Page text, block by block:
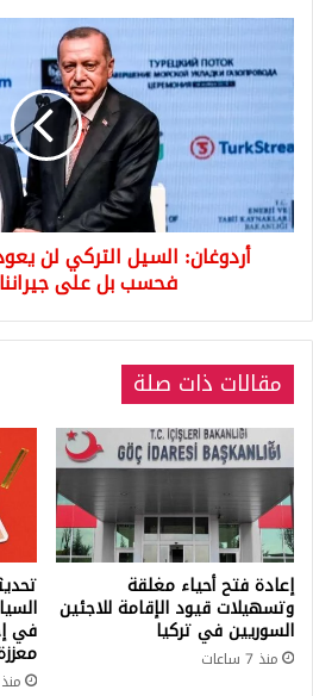
التركي
بالفائدة
على
بلدنا
فحسب
ومنطقتنا
أردوغان: السيل التركي لن
فحسب بل على
مقالات ذات صلة
إعادة فتح أحياء مغلقة
وتسهيلات قيود الإقامة للاجئين
السوريين في تركيا
منذ 7 ساعات
في
منذ 8 ساعات